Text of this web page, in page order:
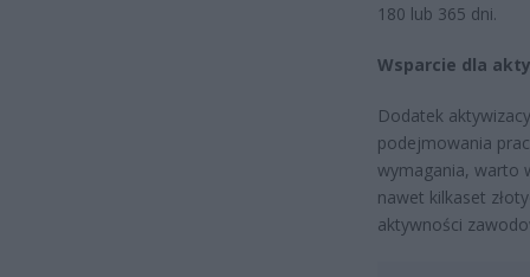
180 lub 365 dni.
Wsparcie dla
Dodatek
podejmowania
wymagania, warto
nawet kilkaset
aktywności